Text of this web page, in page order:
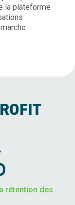
la plateforme
rétention des